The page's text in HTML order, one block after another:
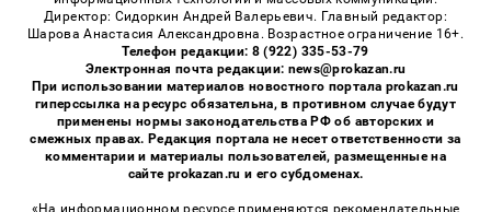
Директор: Сидоркин Андрей Валерьевич. Главный редактор:
Шарова Анастасия Александровна. Возрастное ограничение 16+.
Телефон редакции: 8 (922) 335-53-79
Электронная почта редакции: news@prokazan.ru
При использовании материалов новостного портала prokazan.ru
гиперссылка на ресурс обязательна, в противном случае будут
применены нормы законодательства РФ об авторских и
смежных правах. Редакция портала не несет ответственности за
комментарии и материалы пользователей, размещенные на
сайте prokazan.ru и его субдоменах.
«На информационном ресурсе применяются рекомендательные